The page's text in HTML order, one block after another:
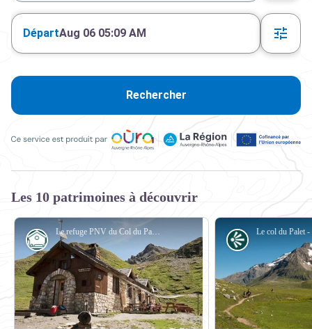
DépartAug 06 05:09 AM
Rechercher
Les 10 patrimoines à découvrir
Le refuge PNV du Col du Palet durant la saison estivale. Commune de Peisey Nancroix. - PNV - BUCZEK Jessica
Refuge Point de vue